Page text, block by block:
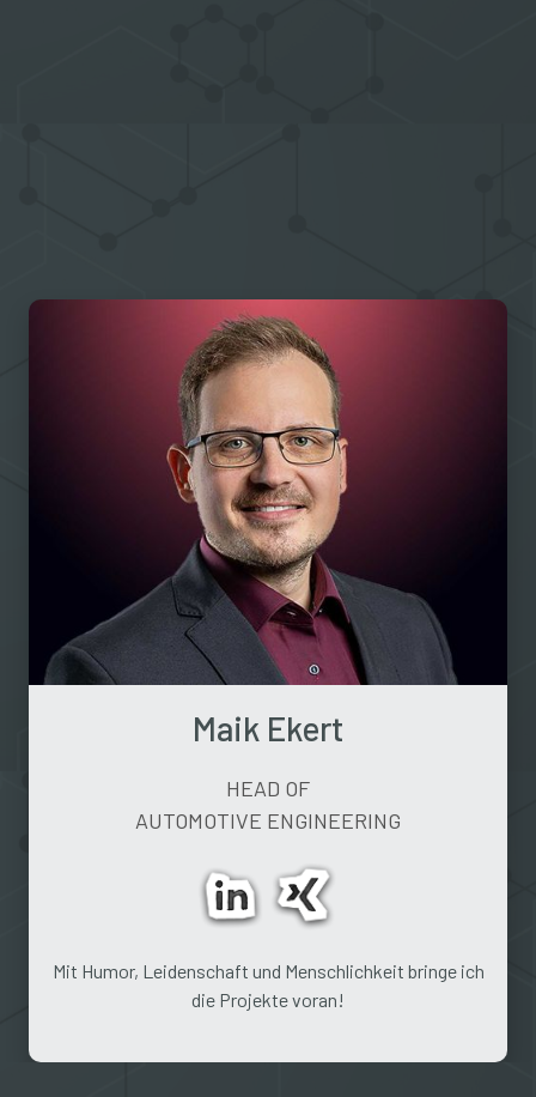
Maik Ekert
HEAD OF
AUTOMOTIVE ENGINEERING
Mit Humor, Leidenschaft und Menschlichkeit bringe ich
die Projekte voran!